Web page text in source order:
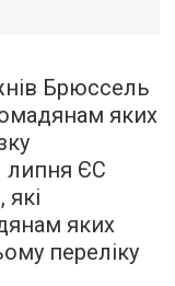
Брюссель
яких
липня ЄС
які
яких
переліку